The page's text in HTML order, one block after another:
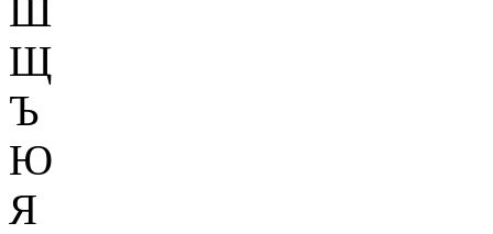
Ш
Щ
Ъ
Ю
Я